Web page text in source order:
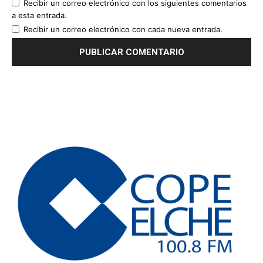
Recibir un correo electrónico con los siguientes comentarios
a esta entrada.
Recibir un correo electrónico con cada nueva entrada.